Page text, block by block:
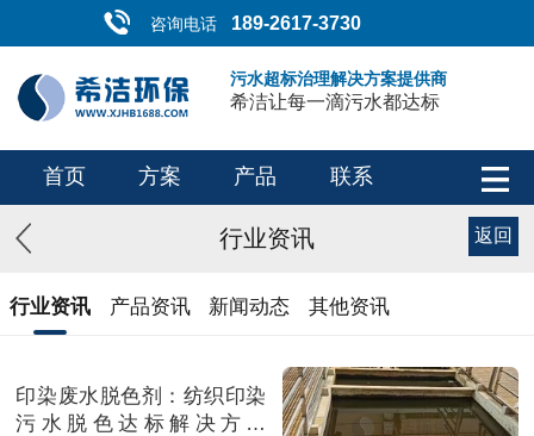
咨询电话 189-2617-3730
污水超标治理解决方案提供商
希洁让每一滴污水都达标
首页 方案 产品 联系
行业资讯 返回
行业资讯 产品资讯 新闻动态 其他资讯
印染废水脱色剂：纺织印染
污水脱色达标解决方案